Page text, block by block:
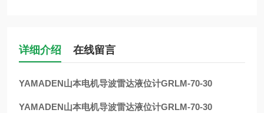
详细介绍 在线留言
YAMADEN山本电机导波雷达液位计GRLM-70-30
YAMADEN山本电机导波雷达液位计GRLM-70-30